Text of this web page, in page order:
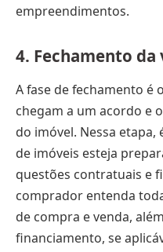
empreendimentos.
4. Fechamento da
A fase de fechamento é
chegam a um acordo e
do imóvel. Nessa
de imóveis esteja
questões contratuais e
comprador entenda
de compra e venda,
financiamento, se